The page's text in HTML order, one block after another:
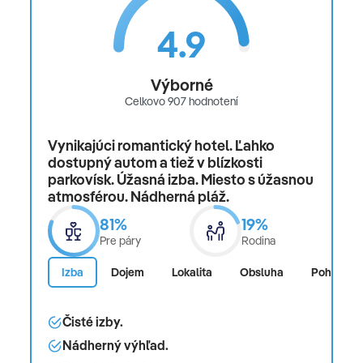
nastavené menu
Snacks: príplatok Torty/pečivo: za príplatok
Nápoje: vybrané nealkoholické nápoje: za poplatok
vybrané národné alkoholické nápoje: za poplatok
poplatok vybrané stolové nápoje s jedlom: za
poplatok
Slávnostná večera: Nastavenie Menu
Vianočná špeciálna ponuka:
víno/pivo/nealkoholické nápoje, silvestrovské víno:
víno/pivo/nealkoholické nápoje
Reštaurácia: 3
4.9
Výborné
Celkovo 907 hodnotení
Vynikajúci romantický hotel. Ľahko
dostupný autom a tiež v blízkosti
parkovísk. Úžasná izba. Miesto s úžasnou
atmosférou. Nádherná pláž.
81%
Pre páry
19%
Rodina
Izba Dojem Lokalita Obsluha Pohodlie
Čisté izby.
Nádherný výhľad.